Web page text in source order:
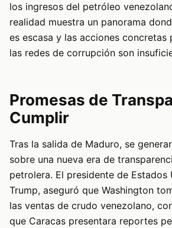
los ingresos del petróleo
realidad muestra un panorama
es escasa y las acciones concretas
las redes de corrupción son
Promesas de
Cumplir
Tras la salida de Maduro, se
sobre una nueva era de
petrolera. El presidente de Estados
Trump, aseguró que Washington
las ventas de crudo venezolano,
que Caracas presentara reportes